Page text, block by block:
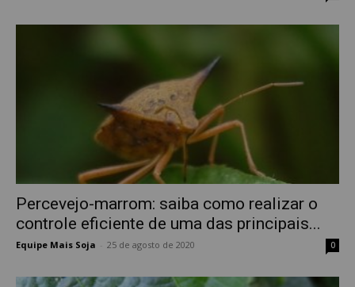
Percevejo-marrom: saiba como realizar o
controle eficiente de uma das principais...
Equipe Mais Soja 25 de agosto de 2020 0